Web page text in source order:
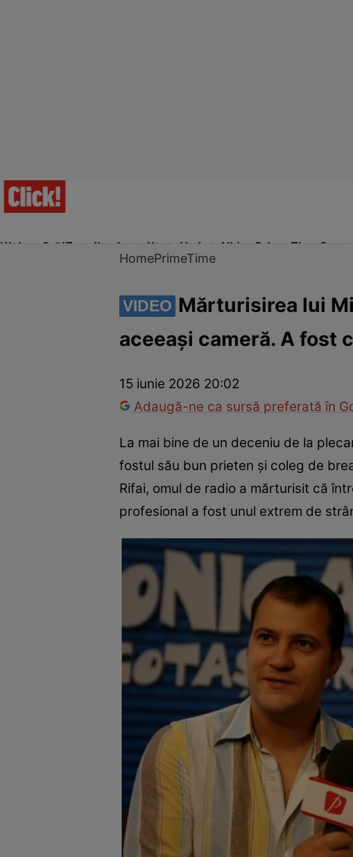
Ultima Oră!Trending Actualitate Vedete Video Prime Time Sport
Românii au talent Survivor RomâniaChefi la
HomePrimeTime
VIDEO Mărturisirea lui
aceeași cameră. A fost
15 iunie 2026 20:02
Adaugă-ne ca sursă preferată în
La mai bine de un deceniu de la
fostul său bun prieten și coleg de
Rifai, omul de radio a mărturisit că
profesional a fost unul extrem de